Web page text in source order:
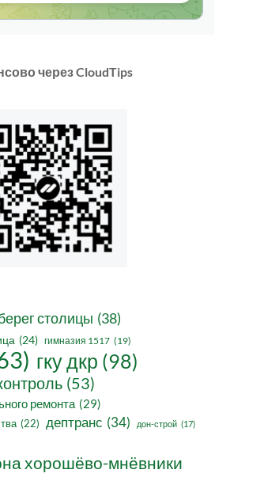
через CloudTips
столицы (38)
(24) гимназия 1517 (19)
гку дкр (98)
(53)
ремонта (29)
(22) дептранс (34) дон-строй (17)
хорошёво-мнёвники